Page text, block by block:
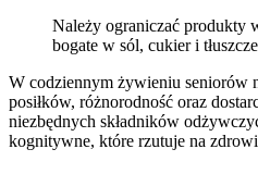
Należy ograniczać produkty
bogate w sól, cukier i
W codziennym żywieniu seniorów
posiłków, różnorodność oraz
niezbędnych składników
kognitywne, które rzutuje na